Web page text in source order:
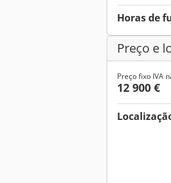
Horas de
Preço e
Preço fixo IVA
12 900 €